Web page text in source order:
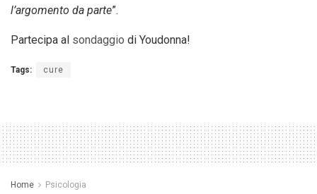
l’argomento da parte”.
Partecipa al sondaggio di Youdonna!
Tags: cure
Home Psicologia